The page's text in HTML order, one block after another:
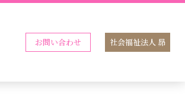
お問い合わせ 社会福祉法人 昴